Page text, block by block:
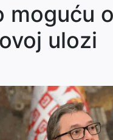
moguću
ulozi